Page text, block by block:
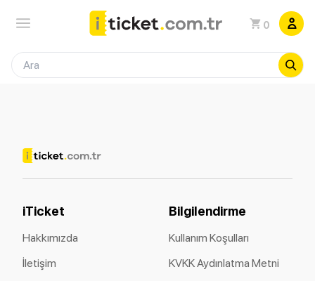
0
iTicket
Hakkımızda
İletişim
Bilgilendirme
Kullanım Koşulları
KVKK Aydınlatma Metni